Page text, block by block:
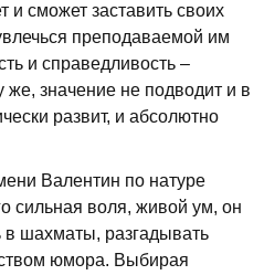
и сможет заставить своих
преподаваемой им
и справедливость –
же, значение не подводит и в
развит, и абсолютно
Валентин по натуре
сильная воля, живой ум, он
в шахматы, разгадывать
юмора. Выбирая